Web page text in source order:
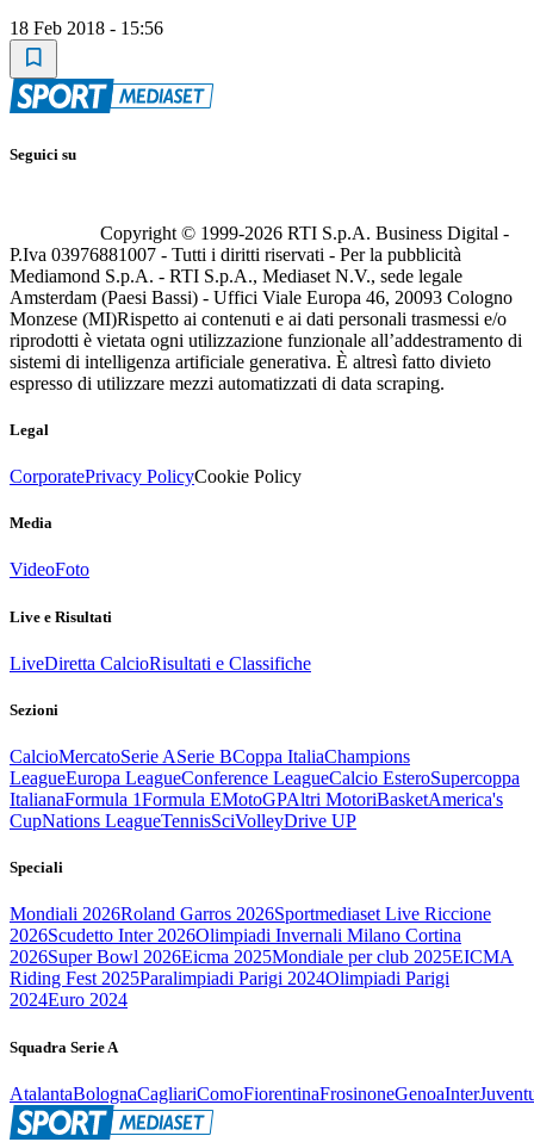
18 Feb 2018 - 15:56
Seguici su
Copyright © 1999-2026 RTI S.p.A. Business Digital -
P.Iva 03976881007 - Tutti i diritti riservati - Per la pubblicità
Mediamond S.p.A. - RTI S.p.A., Mediaset N.V., sede legale
Amsterdam (Paesi Bassi) - Uffici Viale Europa 46, 20093 Cologno
Monzese (MI)Rispetto ai contenuti e ai dati personali trasmessi e/o
riprodotti è vietata ogni utilizzazione funzionale all’addestramento di
sistemi di intelligenza artificiale generativa. È altresì fatto divieto
espresso di utilizzare mezzi automatizzati di data scraping.
Legal
CorporatePrivacy PolicyCookie Policy
Media
VideoFoto
Live e Risultati
LiveDiretta CalcioRisultati e Classifiche
Sezioni
CalcioMercatoSerie ASerie BCoppa ItaliaChampions
LeagueEuropa LeagueConference LeagueCalcio EsteroSupercoppa
ItalianaFormula 1Formula EMotoGPAltri MotoriBasketAmerica's
CupNations LeagueTennisSciVolleyDrive UP
Speciali
Mondiali 2026Roland Garros 2026Sportmediaset Live Riccione
2026Scudetto Inter 2026Olimpiadi Invernali Milano Cortina
2026Super Bowl 2026Eicma 2025Mondiale per club 2025EICMA
Riding Fest 2025Paralimpiadi Parigi 2024Olimpiadi Parigi
2024Euro 2024
Squadra Serie A
AtalantaBolognaCagliariComoFiorentinaFrosinoneGenoaInter